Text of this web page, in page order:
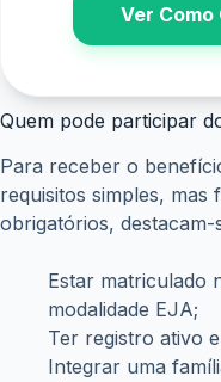
Quem pode participar
Para receber o
requisitos simples, mas
obrigatórios, destacam-
Estar matriculado
modalidade EJA;
Ter registro ativo
Integrar uma